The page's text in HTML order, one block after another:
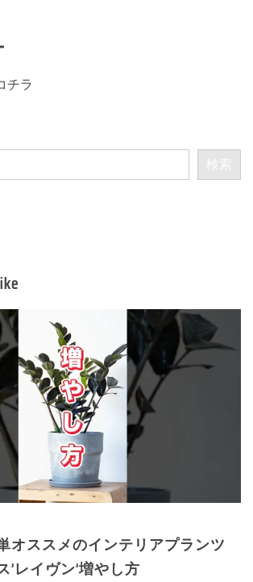
チラ
検索
オススメのインテリアプランツ
’レイヴン’増やし方